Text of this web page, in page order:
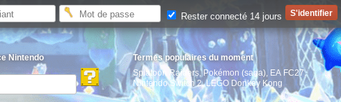
Nintendo
Termes populaires du moment
Splatoon Raiders, Pokémon (saga) EA FC27,
Nintendo Switch 2,LEGO Donkey Kong
Rester connecté 14 jours